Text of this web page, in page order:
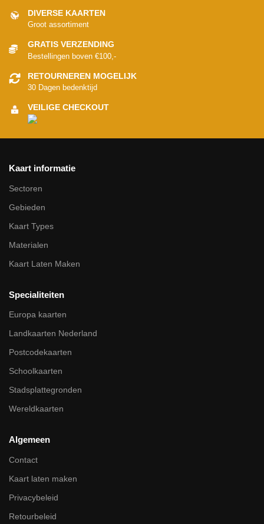
DIVERSE KAARTEN
Groot assortiment
GRATIS VERZENDING
Bestellingen boven €100,-
RETOURNEREN MOGELIJK
30 Dagen bedenktijd
VEILIGE CHECKOUT
Kaart informatie
Sectoren
Gebieden
Kaart Types
Materialen
Kaart Laten Maken
Specialiteiten
Europa kaarten
Landkaarten Nederland
Postcodekaarten
Schoolkaarten
Stadsplattegronden
Wereldkaarten
Algemeen
Contact
Kaart laten maken
Privacybeleid
Retourbeleid